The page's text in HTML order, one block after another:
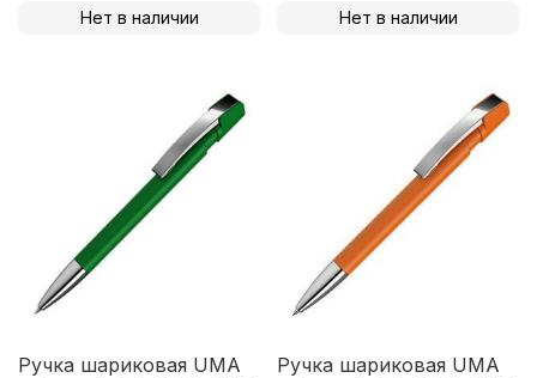
Нет в наличии Нет в наличии
Ручка шариковая UMA
Ручка шариковая UMA